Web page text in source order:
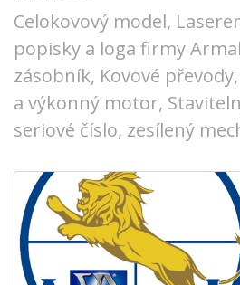
Celokovový model,
popisky a loga firmy
zásobník, Kovové
a výkonný motor,
seriové číslo, zesílený